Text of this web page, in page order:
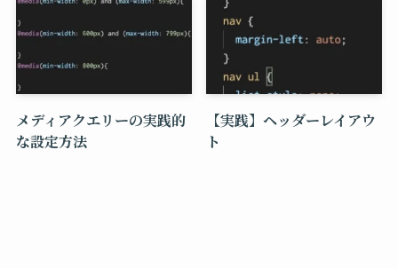
メディアクエリーの実践的
な設定方法
【実践】ヘッダーレイアウ
ト